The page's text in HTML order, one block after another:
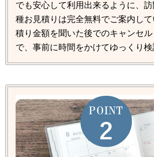
でも安心して利用出来るように、
種お見積りは完全無料でご案内し
積り金額を聞いた後でのキャンセ
で、事前に時間をかけてゆっくり検